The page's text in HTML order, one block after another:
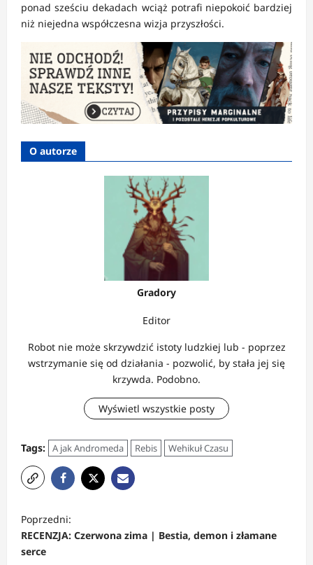
ponad sześciu dekadach wciąż potrafi niepokoić bardziej
niż niejedna współczesna wizja przyszłości.
O autorze
Gradory
Editor
Robot nie może skrzywdzić istoty ludzkiej lub - poprzez
wstrzymanie się od działania - pozwolić, by stała jej się
krzywda. Podobno.
Wyświetl wszystkie posty
Tags: A jak Andromeda Rebis Wehikuł Czasu
o
b
Poprzedni:
RECENZJA: Czerwona zima | Bestia, demon i złamane
serce